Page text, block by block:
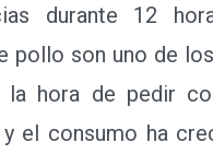
durante 12
pollo son uno de
la hora de pedir
el consumo ha